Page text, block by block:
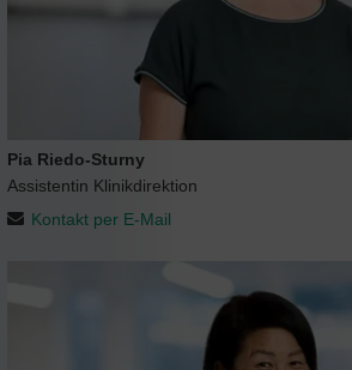
Pia Riedo-Sturny
Assistentin Klinikdirektion
Kontakt per E-Mail